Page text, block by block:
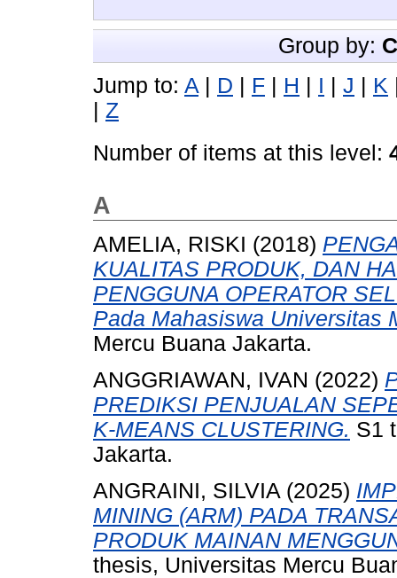
Group by:
Jump to: A D F H I J K
Z
Number of items at this level:
A
AMELIA, RISKI (2018)
KUALITAS PRODUK, DAN
PENGGUNA OPERATOR
Pada Mahasiswa Universitas
Mercu Buana Jakarta.
ANGGRIAWAN, IVAN (2022)
PREDIKSI PENJUALAN
K-MEANS CLUSTERING. S1
Jakarta.
ANGRAINI, SILVIA (2025)
MINING (ARM) PADA
PRODUK MAINAN
thesis, Universitas Mercu